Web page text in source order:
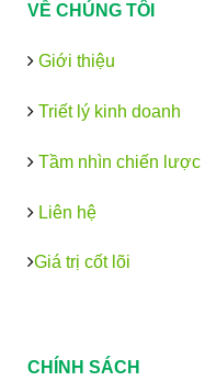
VỀ CHÚNG TÔI
Giới thiệu
Triết lý kinh doanh
Tầm nhìn chiến lược
Liên hệ
Giá trị cốt lõi
CHÍNH SÁCH